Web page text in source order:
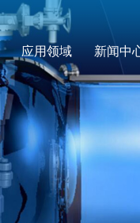
应用领域 新闻中